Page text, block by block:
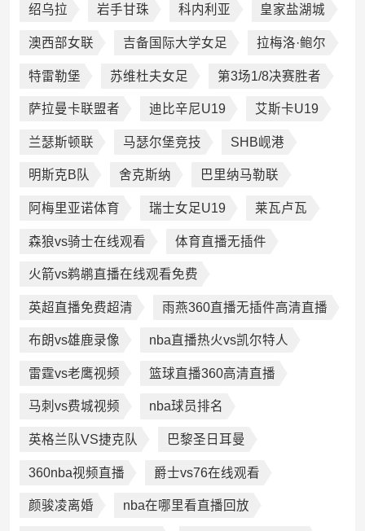
绍乌拉 岩手甘珠 科内利亚 皇家盐湖城
澳西部女联 吉备国际大学女足 拉梅洛·鲍尔
特雷勒堡 苏维杜夫女足 第3场1/8决赛胜者
萨拉曼卡联盟者 迪比辛尼U19 艾斯卡U19
兰瑟斯顿联 马瑟尔堡竞技 SHB岘港
明斯克B队 舍克斯纳 巴里纳马勒联
阿梅里亚诺体育 瑞士女足U19 莱瓦卢瓦
森狼vs骑士在线观看 体育直播无插件
火箭vs鹈鹕直播在线观看免费
英超直播免费超清 雨燕360直播无插件高清直播
布朗vs雄鹿录像 nba直播热火vs凯尔特人
雷霆vs老鹰视频 篮球直播360高清直播
马刺vs费城视频 nba球员排名
英格兰队VS捷克队 巴黎圣日耳曼
360nba视频直播 爵士vs76在线观看
颜骏凌离婚 nba在哪里看直播回放